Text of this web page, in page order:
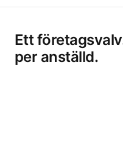
Ett
per anställd.